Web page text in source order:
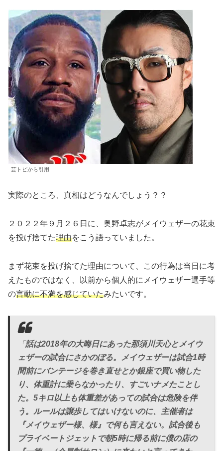
芸トピから引用
実際のところ、真相はどうなんでしょう？？
２０２２年９月２６日に、奥野卓志がメイウェザーの花束
を投げ捨てた理由をこう語っていました。
まず花束を投げ捨てた理由について、この行為は当日に考
えたものではなく、以前から個人的にメイウェザー選手等
の言動に不満を感じていたみたいです。
「話は2018年の大晦日にあった那須川天心とメイウ
ェザーの試合にさかのぼる。メイウェザーは試合1時
間前にバンテージを巻き直せとか銀座で買い物した
り、体重計に乗らなかったり、すごいナメたことし
た。5キロ以上も体重差があっての試合は危険を伴
う。ルールは譲歩してはいけないのに、主催者は
『メイウェザー様、様』で何も言えない。試合後も
プライベートジェットで朝5時に帰る前に僕の店の